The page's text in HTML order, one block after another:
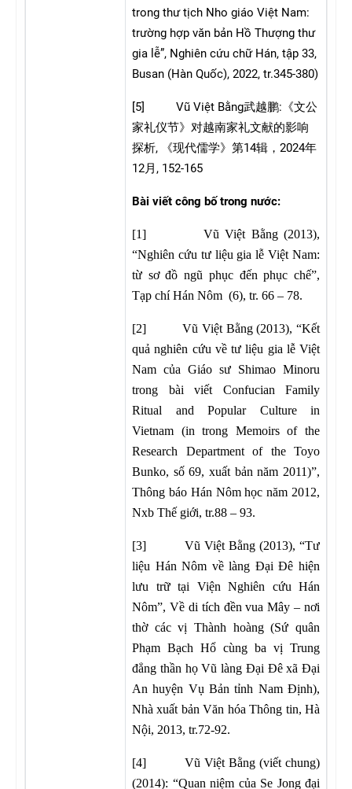
trong thư tịch Nho giáo Việt Nam:
trường hợp văn bản Hồ Thượng thư
gia lễ”, Nghiên cứu chữ Hán, tập 33,
Busan (Hàn Quốc), 2022, tr.345-380)
[5] Vũ Việt Bằng武越鹏: 《文公
家礼仪节》对越南家礼文献的影响
探析, 《现代儒学》第14辑， 2024年
12月 , 152-165
Bài viết công bố trong nước:
[1] Vũ Việt Bằng (2013),
“Nghiên cứu tư liệu gia lễ Việt Nam:
từ sơ đồ ngũ phục đến phục chế”,
Tạp chí Hán Nôm (6), tr. 66 – 78.
[2] Vũ Việt Bằng (2013), “Kết
quả nghiên cứu về tư liệu gia lễ Việt
Nam của Giáo sư Shimao Minoru
trong bài viết Confucian Family
Ritual and Popular Culture in
Vietnam (in trong Memoirs of the
Research Department of the Toyo
Bunko, số 69, xuất bản năm 2011)”,
Thông báo Hán Nôm học năm 2012,
Nxb Thế giới, tr.88 – 93.
[3] Vũ Việt Bằng (2013), “Tư
liệu Hán Nôm về làng Đại Đê hiện
lưu trữ tại Viện Nghiên cứu Hán
Nôm”, Về di tích đền vua Mây – nơi
thờ các vị Thành hoàng (Sứ quân
Phạm Bạch Hổ cùng ba vị Trung
đẳng thần họ Vũ làng Đại Đê xã Đại
An huyện Vụ Bản tỉnh Nam Định),
Nhà xuất bản Văn hóa Thông tin, Hà
Nội, 2013, tr.72-92.
[4] Vũ Việt Bằng (viết chung)
(2014): “Quan niệm của Se Jong đại